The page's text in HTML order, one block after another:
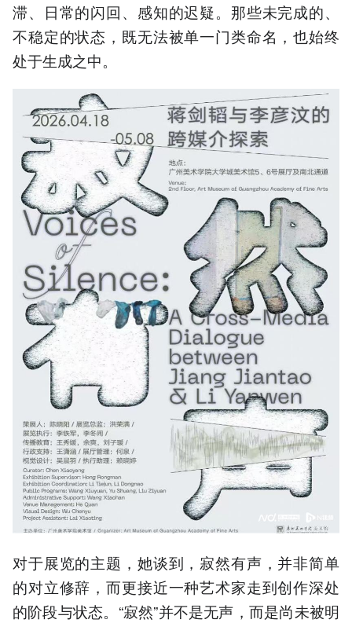
滞、日常的闪回、感知的迟疑。那些未完成的、
不稳定的状态，既无法被单一门类命名，也始终
处于生成之中。
对于展览的主题，她谈到，寂然有声，并非简单
的对立修辞，而更接近一种艺术家走到创作深处
的阶段与状态。“寂然”并不是无声，而是尚未被明